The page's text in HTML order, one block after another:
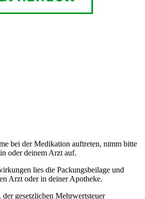
bei der Medikation auftreten, nimm bitte
oder deinem Arzt auf.
lies die Packungsbeilage und
Arzt oder in deiner Apotheke.
gesetzlichen Mehrwertsteuer